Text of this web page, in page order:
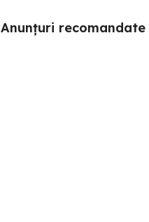
Anunțuri recomandate